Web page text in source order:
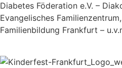
Diabetes Föderation e.V. –
Evangelisches
Familienbildung Frankfurt –